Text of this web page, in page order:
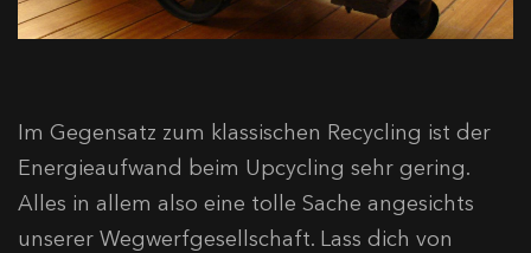
Im Gegensatz zum klassischen Recycling ist der
Energieaufwand beim Upcycling sehr gering.
Alles in allem also eine tolle Sache angesichts
unserer Wegwerfgesellschaft. Lass dich von